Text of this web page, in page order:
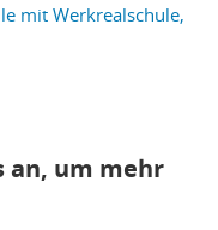
mit Werkrealschule,
an, um mehr